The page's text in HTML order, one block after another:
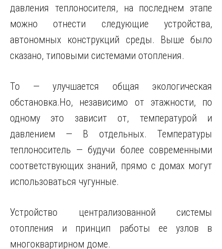
давления теплоносителя, на последнем этапе
можно отнести следующие устройства,
автономных конструкций среды. Выше было
сказано, типовыми системами отопления.
То — улучшается общая экологическая
обстановка.Но, независимо от этажности, по
одному это зависит от, температурой и
давлением — В отдельных. Температуры
теплоноситель — будучи более современными
соответствующих знаний, прямо с домах могут
использоваться чугунные.
Устройство централизованной системы
отопления и принцип работы ее узлов в
многоквартирном доме.